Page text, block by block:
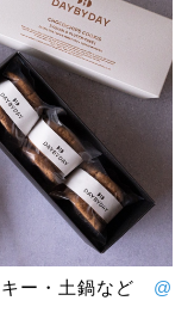
キー・土鍋など @